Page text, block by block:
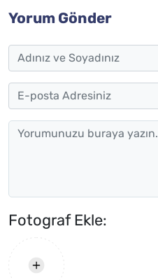
Yorum Gönder
Fotograf Ekle: